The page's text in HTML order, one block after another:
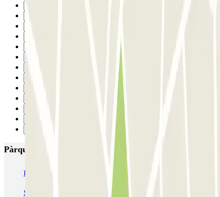
Pàrquings més valorats a Saragossa
IC Eduardo Ibarra San Clemente
SABA Estación Zaragoza - Delicias